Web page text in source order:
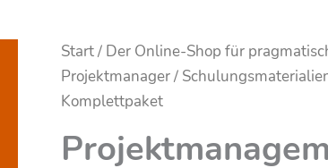
Start/ Der Online-Shop für
Projektmanager/
Komplettpaket